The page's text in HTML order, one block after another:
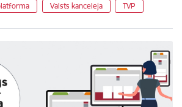
Valsts kanceleja TVP